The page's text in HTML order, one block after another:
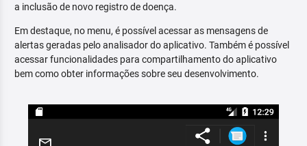
a inclusão de novo registro de doença.
Em destaque, no menu, é possível acessar as mensagens de
alertas geradas pelo analisador do aplicativo. Também é possível
acessar funcionalidades para compartilhamento do aplicativo
bem como obter informações sobre seu desenvolvimento.